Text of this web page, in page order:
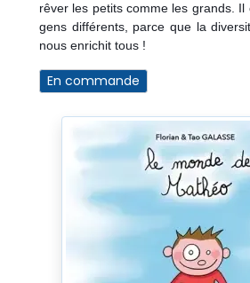
rêver les petits comme les grands.
gens différents, parce que la
nous enrichit tous !
En commande